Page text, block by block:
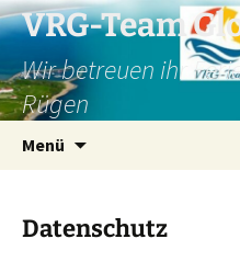
Zum
Inhalt
springen
VRG-Team
Wir betreuen ihr
Rügen
Menü
Datenschutz